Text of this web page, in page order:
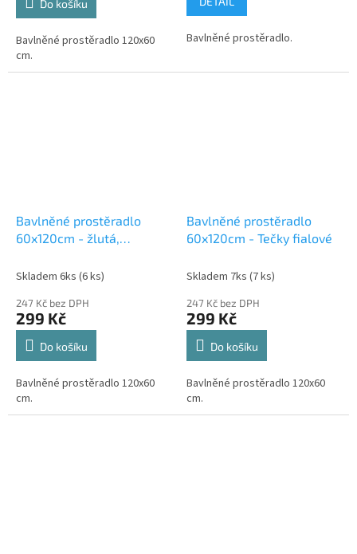
Do košíku
Bavlněné prostěradlo 120x60
cm.
Bavlněné prostěradlo.
Bavlněné prostěradlo
60x120cm - žlutá,
Skladem 6ks (6 ks)
247 Kč bez DPH
299 Kč
Do košíku
Bavlněné prostěradlo 120x60
cm.
Bavlněné prostěradlo
60x120cm - Tečky fialové
Skladem 7ks (7 ks)
247 Kč bez DPH
299 Kč
Do košíku
Bavlněné prostěradlo 120x60
cm.